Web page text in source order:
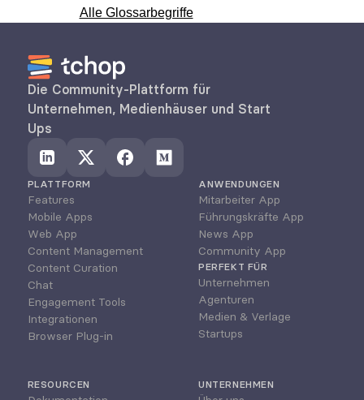
Alle Glossarbegriffe
Die Community-Plattform für
Unternehmen, Medienhäuser und Start
Ups
PLATTFORM
Features
Mobile Apps
Web App
Content Management
Content Curation
Chat
Engagement Tools
Integrationen
Browser Plug-in
ANWENDUNGEN
Mitarbeiter App
Führungskräfte App
News App
Community App
PERFEKT FÜR
Unternehmen
Agenturen
Medien & Verlage
Startups
RESOURCEN UNTERNEHMEN